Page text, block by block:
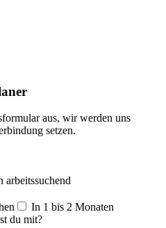
aus, wir werden uns
setzen.
arbeitssuchend
In 1 bis 2 Monaten
du mit?